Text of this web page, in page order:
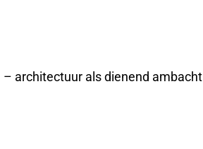
– architectuur als dienend ambacht